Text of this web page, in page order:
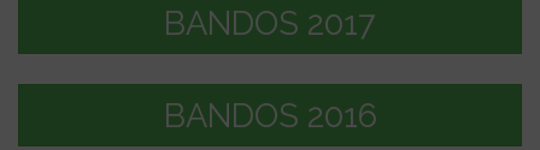
BANDOS 2017
BANDOS 2016